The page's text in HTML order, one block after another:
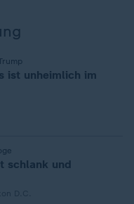
ist unheimlich im
schlank und